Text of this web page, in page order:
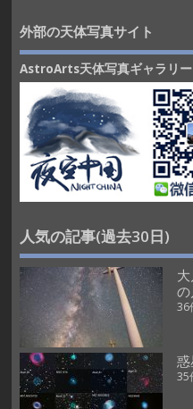
外部の天体写真サイト
AstroArts天体写真ギャラリー
人気の記事(過去30日)
の
36
35